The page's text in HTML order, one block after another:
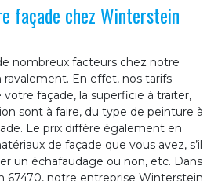
façade chez Winterstein
nombreux facteurs chez notre
En effet, nos tarifs
votre façade, la superficie à traiter,
sont à faire, du type de peinture à
Le prix diffère également en
de façade que vous avez, s’il
un échafaudage ou non, etc. Dans
67470, notre entreprise Winterstein